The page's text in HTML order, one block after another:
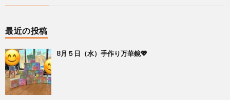
最近の投稿
8月５日（水）手作り万華鏡💖